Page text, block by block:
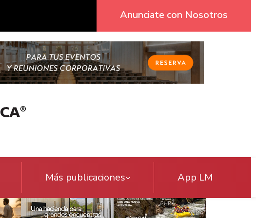
Anunciate con Nosotros
Más publicaciones App LM